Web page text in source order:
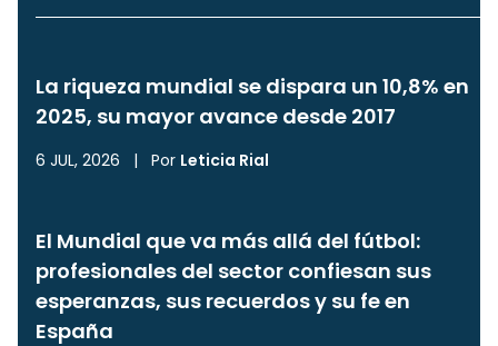
La riqueza mundial se dispara un 10,8% en
2025, su mayor avance desde 2017
6 JUL, 2026 | Por Leticia Rial
El Mundial que va más allá del fútbol:
profesionales del sector confiesan sus
esperanzas, sus recuerdos y su fe en
España